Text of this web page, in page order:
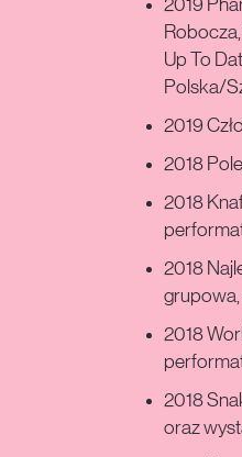
2019
Up To
Polska/
2019
2018
2018
2018
grupowa,
2018
2018
oraz